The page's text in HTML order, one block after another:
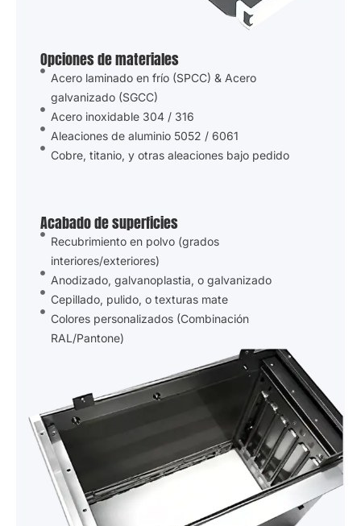
Opciones de materiales
Acero laminado en frío (SPCC) & Acero
galvanizado (SGCC)
Acero inoxidable 304 / 316
Aleaciones de aluminio 5052 / 6061
Cobre, titanio, y otras aleaciones bajo pedido
Acabado de superficies
Recubrimiento en polvo (grados
interiores/exteriores)
Anodizado, galvanoplastia, o galvanizado
Cepillado, pulido, o texturas mate
Colores personalizados (Combinación
RAL/Pantone)